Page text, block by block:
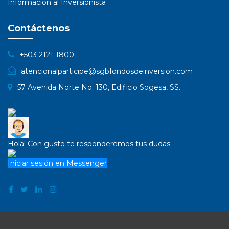
Información al Inversionista
Contáctenos
+503 2121-1800
atencionalparticipe@sgbfondosdeinversion.com
57 Avenida Norte No. 130, Edificio Sogesa, SS.
Hola! Con gusto te responderemos tus dudas.
Iniciar sesión en Messenger